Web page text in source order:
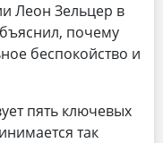
Леон Зельцер в
почему
беспокойство и
пять ключевых
так